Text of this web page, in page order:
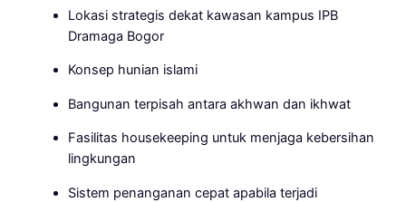
Lokasi strategis dekat kawasan kampus IPB
Dramaga Bogor
Konsep hunian islami
Bangunan terpisah antara akhwan dan ikhwat
Fasilitas housekeeping untuk menjaga kebersihan
lingkungan
Sistem penanganan cepat apabila terjadi